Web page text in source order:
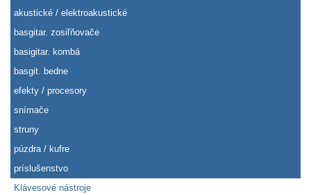
akustické / elektroakustické
basgitar. zosiľňovače
basigitar. kombá
basgit. bedne
efekty / procesory
snímače
struny
púzdra / kufre
príslušenstvo
Klávesové nástroje